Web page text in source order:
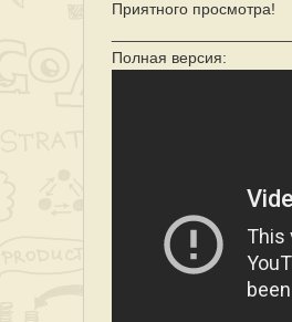
Приятного просмотра!
Полная версия: